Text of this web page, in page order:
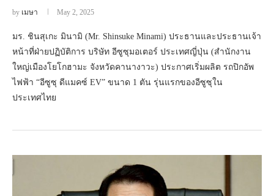
by เมษา May 2, 2025
มร. ชินสุเกะ มินามิ (Mr. Shinsuke Minami) ประธานและประธานเจ้า
หน้าที่ฝ่ายปฏิบัติการ บริษัท อีซูซุมอเตอร์ ประเทศญี่ปุ่น (สำนักงาน
ใหญ่เมืองโยโกฮามะ จังหวัดคานางาวะ) ประกาศเริ่มผลิต รถปิกอัพ
ไฟฟ้า “อีซูซุ ดีแมคซ์ EV” ขนาด 1 ตัน รุ่นแรกของอีซูซุใน
ประเทศไทย